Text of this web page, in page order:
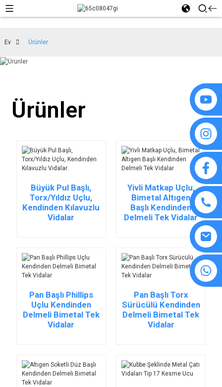
8615594860638
Ev Ürünler
Ürünler
Büyük Pul Başlı,
Torx/Yıldız Uçlu,
Kendinden Kılavuzlu
Vidalar
Yivli Matkap Uçlu,
Bimetal Altıgen
Başlı Kendinden
Delmeli Tek Vidalar
Pan Başlı Phillips
Uçlu Kendinden
Delmeli Bimetal Tek
Vidalar
Pan Başlı Torx
Sürücülü Kendinden
Delmeli Bimetal Tek
Vidalar